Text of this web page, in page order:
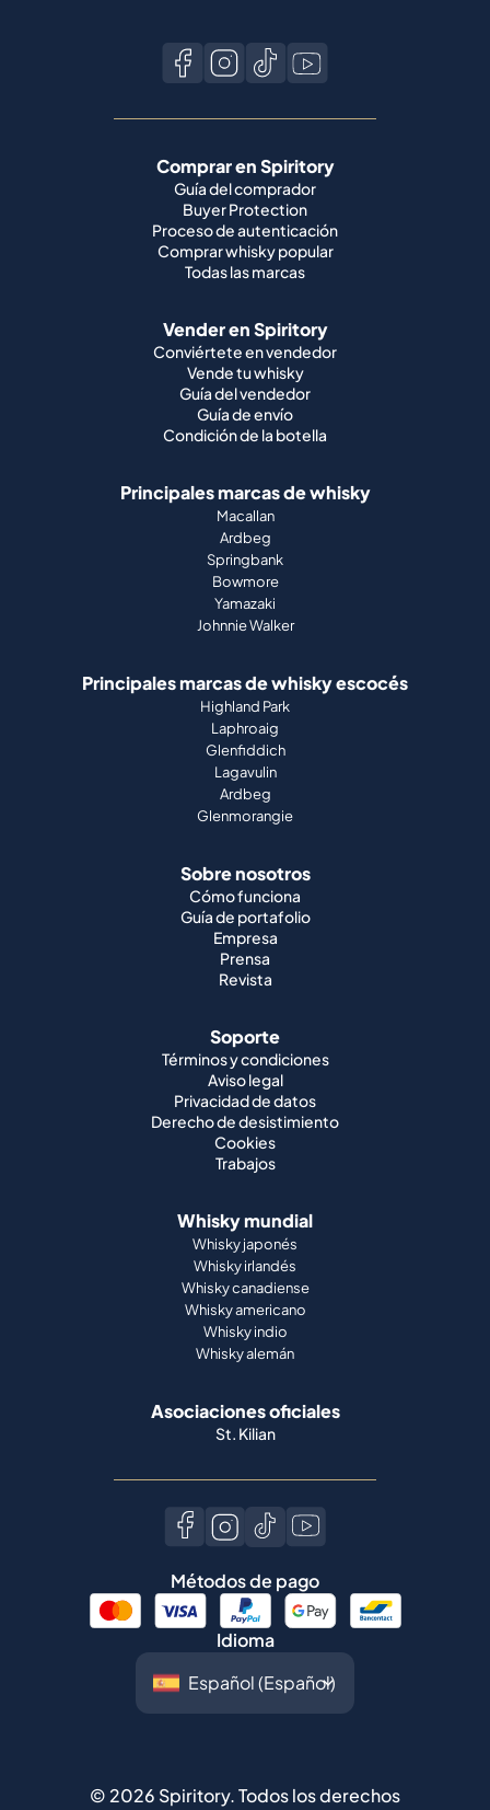
Comprar en Spiritory
Guía del comprador
Buyer Protection
Proceso de autenticación
Comprar whisky popular
Todas las marcas
Vender en Spiritory
Conviértete en vendedor
Vende tu whisky
Guía del vendedor
Guía de envío
Condición de la botella
Principales marcas de whisky
Macallan
Ardbeg
Springbank
Bowmore
Yamazaki
Johnnie Walker
Principales marcas de whisky escocés
Highland Park
Laphroaig
Glenfiddich
Lagavulin
Ardbeg
Glenmorangie
Sobre nosotros
Cómo funciona
Guía de portafolio
Empresa
Prensa
Revista
Soporte
Términos y condiciones
Aviso legal
Privacidad de datos
Derecho de desistimiento
Cookies
Trabajos
Whisky mundial
Whisky japonés
Whisky irlandés
Whisky canadiense
Whisky americano
Whisky indio
Whisky alemán
Asociaciones oficiales
St. Kilian
Métodos de pago
Idioma
© 2026 Spiritory.Todos los derechos